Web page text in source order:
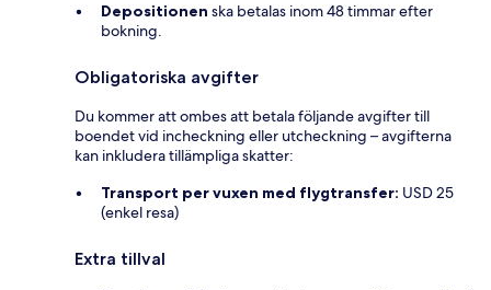
Depositionen ska betalas inom 48 timmar efter
bokning.
Obligatoriska avgifter
Du kommer att ombes att betala följande avgifter till
boendet vid incheckning eller utcheckning – avgifterna
kan inkludera tillämpliga skatter:
Transport per vuxen med flygtransfer: USD 25
(enkel resa)
Extra tillval